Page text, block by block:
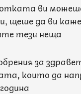
ви
щеше да ви
тези неща
за
които да